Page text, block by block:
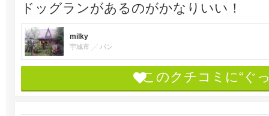
ドッグランがあるのがかなりいい！
milky
宇城市 パン
このクチコミに“ぐ